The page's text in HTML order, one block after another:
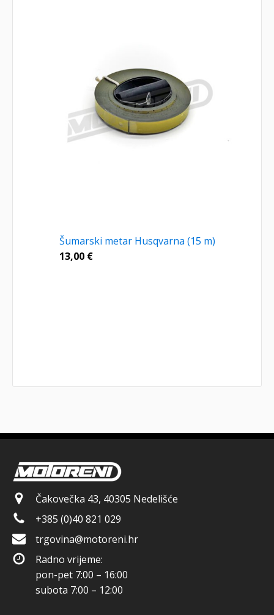
Šumarski metar Husqvarna (15 m)
13,00 €
Čakovečka 43, 40305 Nedelišće
+385 (0)40 821 029
trgovina@motoreni.hr
Radno vrijeme:
pon-pet 7:00 – 16:00
subota 7:00 – 12:00